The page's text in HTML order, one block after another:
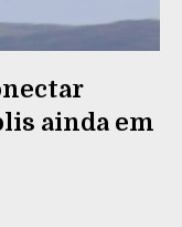
ainda em